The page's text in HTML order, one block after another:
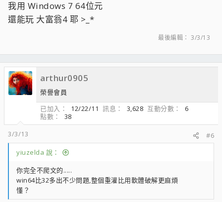
我用 Windows 7 64位元
還能玩 大富翁4 耶 >_*
最後編輯： 3/3/13
arthur0905
榮譽會員
已加入
12/22/11 訊息 3,628 互動分數
6
點數
38
3/3/13
#6
yiuzelda 說：
你完全不爬文的.....
win64比32多出不少問題,整個重灌比用軟體破解更麻煩
懂？